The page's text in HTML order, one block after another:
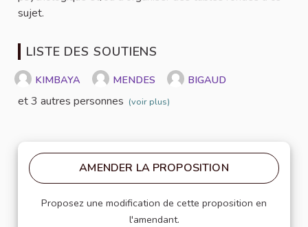
sujet.
LISTE DES SOUTIENS
KIMBAYA MENDES BIGAUD
et 3 autres personnes (voir plus)
AMENDER LA PROPOSITION
Proposez une modification de cette proposition en
l'amendant.